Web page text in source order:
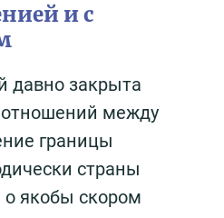
и с
давно закрыта
отношений между
границы
страны
о якобы скором